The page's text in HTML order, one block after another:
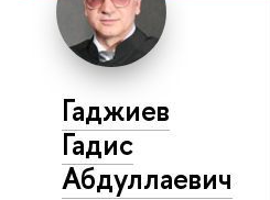
Гаджиев
Гадис
Абдуллаевич